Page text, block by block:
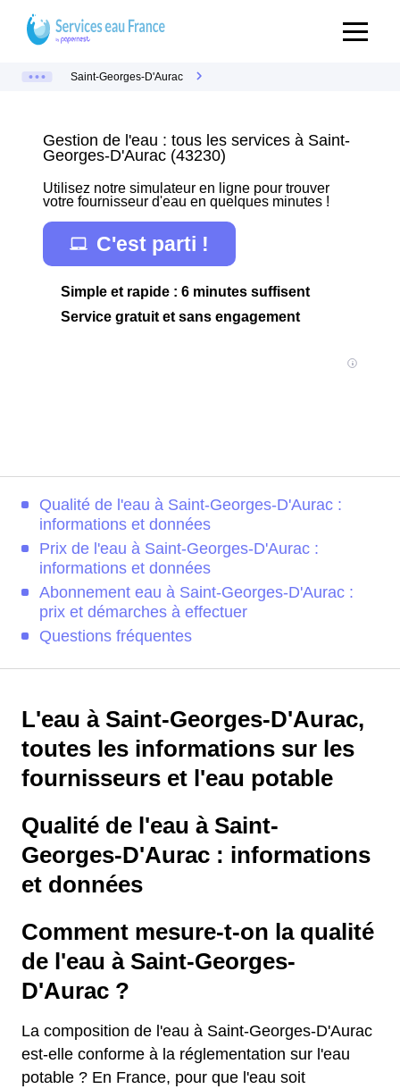
Saint-Georges-D'Aurac
Gestion de l'eau : tous les services à Saint-
Georges-D'Aurac (43230)
Utilisez notre simulateur en ligne pour trouver
votre fournisseur d'eau en quelques minutes !
C'est parti !
Simple et rapide : 6 minutes suffisent
Service gratuit et sans engagement
Qualité de l'eau à Saint-Georges-D'Aurac :
informations et données
Prix de l'eau à Saint-Georges-D'Aurac :
informations et données
Abonnement eau à Saint-Georges-D'Aurac :
prix et démarches à effectuer
Questions fréquentes
L'eau à Saint-Georges-D'Aurac,
toutes les informations sur les
fournisseurs et l'eau potable
Qualité de l'eau à Saint-
Georges-D'Aurac : informations
et données
Comment mesure-t-on la qualité
de l'eau à Saint-Georges-
D'Aurac ?
La composition de l'eau à Saint-Georges-D'Aurac
est-elle conforme à la réglementation sur l'eau
potable ? En France, pour que l'eau soit